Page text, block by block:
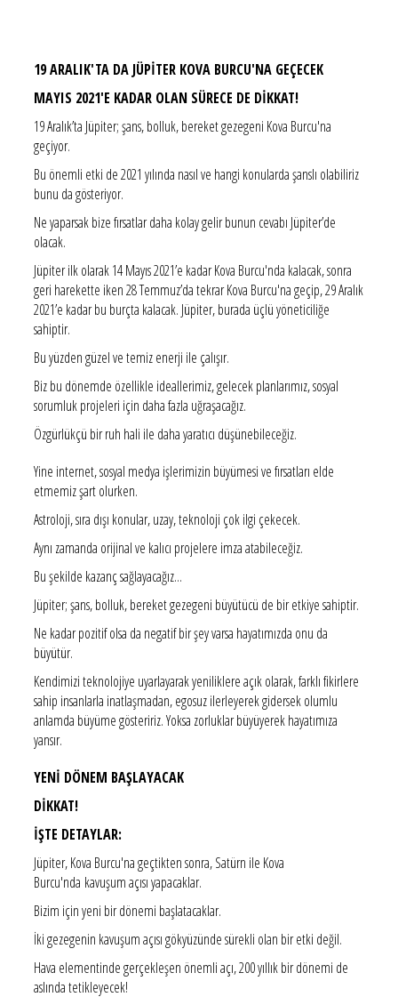
19 ARALIK'TA DA JÜPİTER KOVA BURCU'NA GEÇECEK
MAYIS 2021'E KADAR OLAN SÜRECE DE DİKKAT!
19 Aralık’ta Jüpiter; şans, bolluk, bereket gezegeni Kova Burcu'na
geçiyor.
Bu önemli etki de 2021 yılında nasıl ve hangi konularda şanslı olabiliriz
bunu da gösteriyor.
Ne yaparsak bize fırsatlar daha kolay gelir bunun cevabı Jüpiter’de
olacak.
Jüpiter ilk olarak 14 Mayıs 2021’e kadar Kova Burcu'nda kalacak, sonra
geri harekette iken 28 Temmuz’da tekrar Kova Burcu'na geçip, 29 Aralık
2021’e kadar bu burçta kalacak. Jüpiter, burada üçlü yöneticiliğe
sahiptir.
Bu yüzden güzel ve temiz enerji ile çalışır.
Biz bu dönemde özellikle ideallerimiz, gelecek planlarımız, sosyal
sorumluk projeleri için daha fazla uğraşacağız.
Özgürlükçü bir ruh hali ile daha yaratıcı düşünebileceğiz.
Yine internet, sosyal medya işlerimizin büyümesi ve fırsatları elde
etmemiz şart olurken.
Astroloji, sıra dışı konular, uzay, teknoloji çok ilgi çekecek.
Aynı zamanda orijinal ve kalıcı projelere imza atabileceğiz.
Bu şekilde kazanç sağlayacağız...
Jüpiter; şans, bolluk, bereket gezegeni büyütücü de bir etkiye sahiptir.
Ne kadar pozitif olsa da negatif bir şey varsa hayatımızda onu da
büyütür.
Kendimizi teknolojiye uyarlayarak yeniliklere açık olarak, farklı fikirlere
sahip insanlarla inatlaşmadan, egosuz ilerleyerek gidersek olumlu
anlamda büyüme gösteririz. Yoksa zorluklar büyüyerek hayatımıza
yansır.
YENİ DÖNEM BAŞLAYACAK
DİKKAT!
İŞTE DETAYLAR:
Jüpiter, Kova Burcu'na geçtikten sonra, Satürn ile Kova
Burcu'nda kavuşum açısı yapacaklar.
Bizim için yeni bir dönemi başlatacaklar.
İki gezegenin kavuşum açısı gökyüzünde sürekli olan bir etki değil.
Hava elementinde gerçekleşen önemli açı, 200 yıllık bir dönemi de
aslında tetikleyecek!